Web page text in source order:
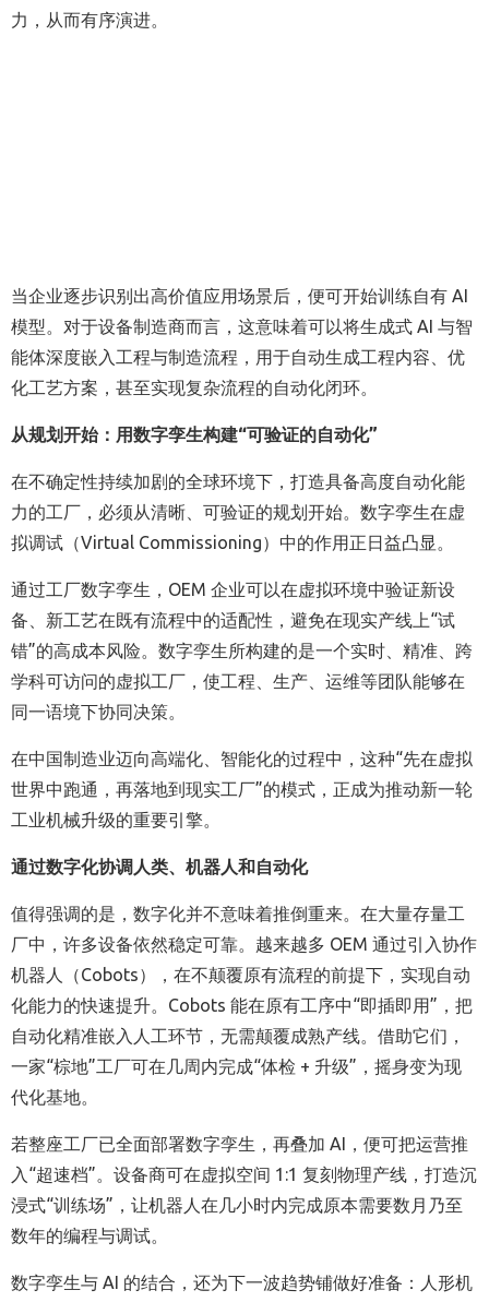
力，从而有序演进。
当企业逐步识别出高价值应用场景后，便可开始训练自有 AI
模型。对于设备制造商而言，这意味着可以将生成式 AI 与智
能体深度嵌入工程与制造流程，用于自动生成工程内容、优
化工艺方案，甚至实现复杂流程的自动化闭环。
从规划开始：用数字孪生构建“可验证的自动化”
在不确定性持续加剧的全球环境下，打造具备高度自动化能
力的工厂，必须从清晰、可验证的规划开始。数字孪生在虚
拟调试（Virtual Commissioning）中的作用正日益凸显。
通过工厂数字孪生， OEM 企业可以在虚拟环境中验证新设
备、新工艺在既有流程中的适配性，避免在现实产线上“试
错”的高成本风险。数字孪生所构建的是一个实时、精准、跨
学科可访问的虚拟工厂，使工程、生产、运维等团队能够在
同一语境下协同决策。
在中国制造业迈向高端化、智能化的过程中，这种“先在虚拟
世界中跑通，再落地到现实工厂”的模式，正成为推动新一轮
工业机械升级的重要引擎。
通过数字化协调人类、机器人和自动化
值得强调的是，数字化并不意味着推倒重来。在大量存量工
厂中，许多设备依然稳定可靠。越来越多 OEM 通过引入协作
机器人（Cobots），在不颠覆原有流程的前提下，实现自动
化能力的快速提升。 Cobots 能在原有工序中“即插即用”，把
自动化精准嵌入人工环节，无需颠覆成熟产线。借助它们，
一家“棕地”工厂可在几周内完成“体检 + 升级”，摇身变为现
代化基地。
若整座工厂已全面部署数字孪生，再叠加 AI ，便可把运营推
入“超速档”。设备商可在虚拟空间 1:1 复刻物理产线，打造沉
浸式“训练场”，让机器人在几小时内完成原本需要数月乃至
数年的编程与调试。
数字孪生与 AI 的结合，还为下一波趋势铺做好准备：人形机